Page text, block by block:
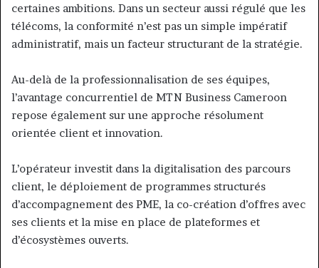
certaines ambitions. Dans un secteur aussi régulé que les
télécoms, la conformité n’est pas un simple impératif
administratif, mais un facteur structurant de la stratégie.
Au-delà de la professionnalisation de ses équipes,
l’avantage concurrentiel de MTN Business Cameroon
repose également sur une approche résolument
orientée client et innovation.
L’opérateur investit dans la digitalisation des parcours
client, le déploiement de programmes structurés
d’accompagnement des PME, la co-création d’offres avec
ses clients et la mise en place de plateformes et
d’écosystèmes ouverts.